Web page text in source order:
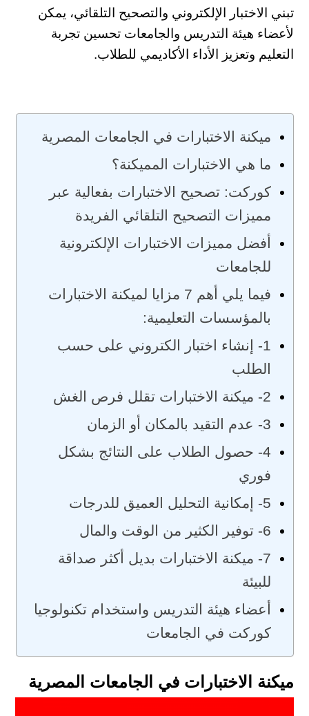
تبني الاختبار الإلكتروني والتصحيح التلقائي، يمكن
لأعضاء هيئة التدريس والجامعات تحسين تجربة
التعليم وتعزيز الأداء الأكاديمي للطلاب.
ميكنة الاختبارات في الجامعات المصرية
ما هي الاختبارات المميكنة؟
كوركت: تصحيح الاختبارات بفعالية عبر
مميزات التصحيح التلقائي الفريدة
أفضل مميزات الاختبارات الإلكترونية
للجامعات
فيما يلي أهم 7 مزايا لميكنة الاختبارات
بالمؤسسات التعليمية:
1- إنشاء اختبار الكتروني على حسب
الطلب
2- ميكنة الاختبارات تقلل فرص الغش
3- عدم التقيد بالمكان أو الزمان
4- حصول الطلاب على النتائج بشكل
فوري
5- إمكانية التحليل العميق للدرجات
6- توفير الكثير من الوقت والمال
7- ميكنة الاختبارات بديل أكثر صداقة
للبيئة
أعضاء هيئة التدريس واستخدام تكنولوجيا
كوركت في الجامعات
ميكنة الاختبارات في الجامعات المصرية